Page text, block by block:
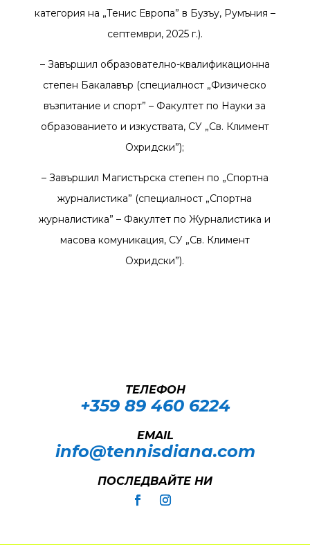
категория на „Тенис Европа” в Бузъу, Румъния –
септември, 2025 г.).
– Завършил образователно-квалификационна
степен Бакалавър (специалност „Физическо
възпитание и спорт” – Факултет по Науки за
образованието и изкуствата, СУ „Св. Климент
Охридски”);
– Завършил Магистърска степен по „Спортна
журналистика” (специалност „Спортна
журналистика” – Факултет по Журналистика и
масова комуникация, СУ „Св. Климент
Охридски”).
ТЕЛЕФОН
+359 89 460 6224­
EMAIL
info@tennisdiana.com
ПОСЛЕДВАЙТЕ НИ